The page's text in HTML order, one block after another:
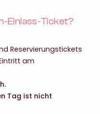
Einlass-Ticket?
Reservierungstickets
am
Tag ist nicht